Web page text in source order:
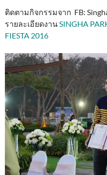
ติดตามกิจกรรมจาก FB:
รายละเอียดงาน SINGHA
FIESTA 2016